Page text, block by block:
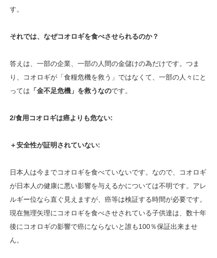
す。
それでは、なぜコオロギを食べさせられるのか？
答えは、一部の企業、一部の人間の金儲けの為だけです。つま
り、コオロギが「食糧危機を救う」ではなくて、一部の人々にと
っては 「金不足危機」を救うなのです。
2/食用コオロギは癌よりも危ない:
＋安全性が証明されていない:
日本人は今までコオロギを食べていないです。なので、コオロギ
が日本人の健康に悪い影響を与えるかについては不明です。アレ
ルギー位なら直ぐ見えますが、癌等は検証する時間が必要です。
現在無理矢理にコオロギを食べさせされている子供達は、数十年
後にコオロギの影響で癌にならないと誰も100％保証出来ませ
ん。